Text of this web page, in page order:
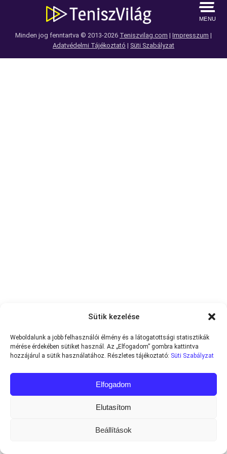
Sütik kezelése
Weboldalunk a jobb felhasználói élmény és a látogatottsági statisztikák
mérése érdekében sütiket használ. Az „Elfogadom” gombra kattintva
hozzájárul a sütik használatához. Részletes tájékoztató: Süti Szabályzat
Elfogadom
Elutasítom
Beállítások
MENU
Minden jog fenntartva © 2013-2026 Teniszvilag.com | Impresszum |
Adatvédelmi Tájékoztató | Süti Szabályzat